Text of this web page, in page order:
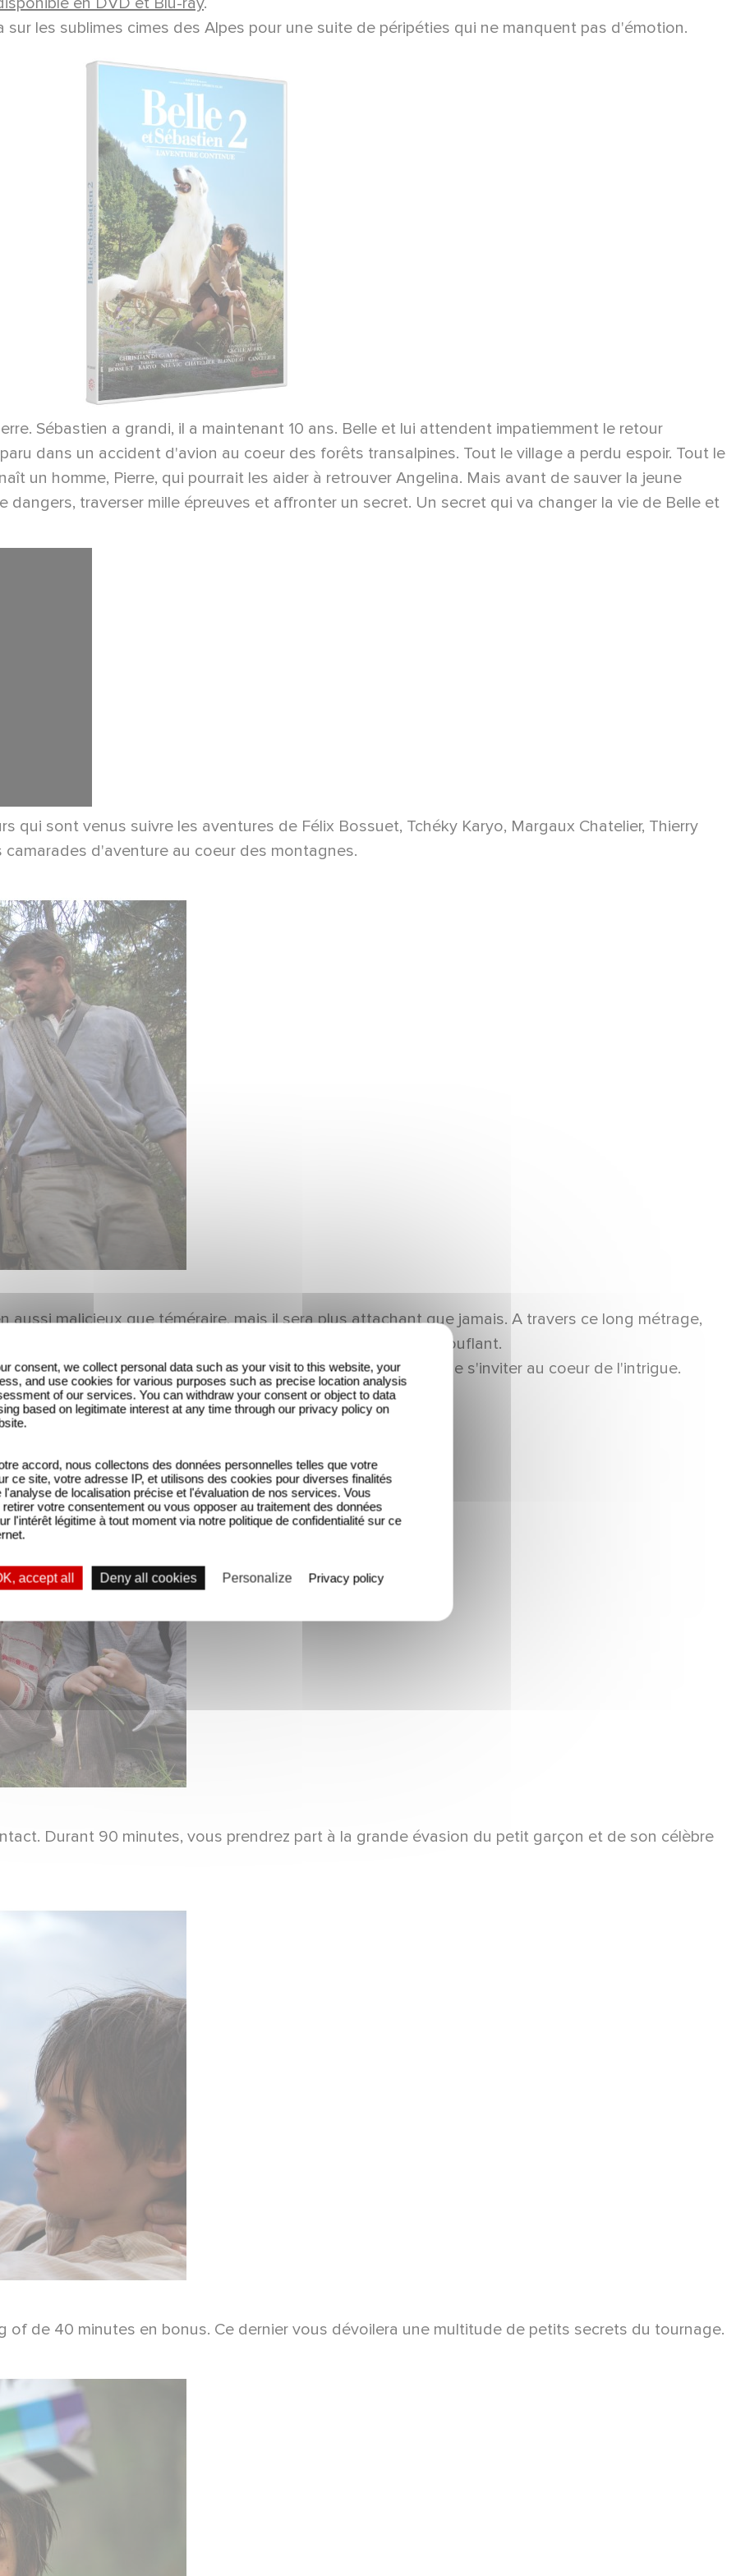
les sublimes cimes des Alpes pour une suite de péripéties qui ne manquent pas d'émotion.
Sébastien a grandi, il a maintenant 10 ans. Belle et lui attendent impatiemment le retour
dans un accident d'avion au coeur des forêts transalpines. Tout le village a perdu espoir. Tout le
un homme, Pierre, qui pourrait les aider à retrouver Angelina. Mais avant de sauver la jeune
traverser mille épreuves et affronter un secret. Un secret qui va changer la vie de Belle et
qui sont venus suivre les aventures de Félix Bossuet, Tchéky Karyo, Margaux Chatelier, Thierry
d'aventure au coeur des montagnes.
malicieux que téméraire, mais il sera plus attachant que jamais. A travers ce long métrage,
enfant qui sont mis en lumière au milieu d'un décor époustouflant.
choix dans Belle et Sébastien, l'Aventure continue, au point de s'inviter au coeur de l'intrigue.
Durant 90 minutes, vous prendrez part à la grande évasion du petit garçon et de son célèbre
of de 40 minutes en bonus. Ce dernier vous dévoilera une multitude de petits secrets du tournage.
consent, we collect personal data such as your visit to this website, your
and use cookies for various purposes such as precise location analysis
of our services. You can withdraw your consent or object to data
based on legitimate interest at any time through our privacy policy on
accord, nous collectons des données personnelles telles que votre
ce site, votre adresse IP, et utilisons des cookies pour diverses finalités
l'analyse de localisation précise et l'évaluation de nos services. Vous
votre consentement ou vous opposer au traitement des données
l'intérêt légitime à tout moment via notre politique de confidentialité sur ce
accept all Deny all cookies Personalize Privacy policy